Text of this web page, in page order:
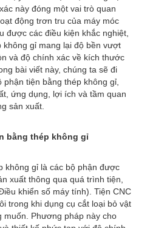
này đóng một vai trò quan
động trơn tru của máy móc
được các điều kiện khắc nghiệt,
không gỉ mang lại độ bền vượt
và độ chính xác về kích thước
bài viết này, chúng ta sẽ đi
tiện bằng thép không gỉ,
ứng dụng, lợi ích và tầm quan
sản xuất.
bằng thép không gỉ
không gỉ là các bộ phận được
xuất thông qua quá trình tiện,
khiển số máy tính). Tiện CNC
trong khi dụng cụ cắt loại bỏ vật
muốn. Phương pháp này cho